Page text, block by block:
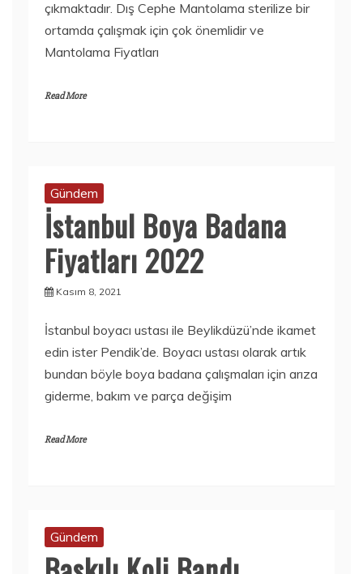
çıkmaktadır. Dış Cephe Mantolama sterilize bir
ortamda çalışmak için çok önemlidir ve
Mantolama Fiyatları
Read More
Gündem
İstanbul Boya Badana
Fiyatları 2022
Kasım 8, 2021
İstanbul boyacı ustası ile Beylikdüzü’nde ikamet
edin ister Pendik’de. Boyacı ustası olarak artık
bundan böyle boya badana çalışmaları için arıza
giderme, bakım ve parça değişim
Read More
Gündem